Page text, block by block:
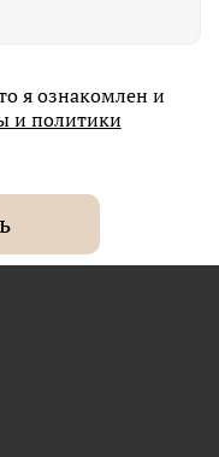
я ознакомлен и
и политики